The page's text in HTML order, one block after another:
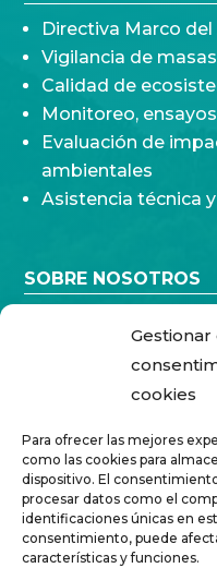
Gestionar
cookies
Para ofrecer las mejores
como las cookies para
dispositivo. El
procesar datos como el
identificaciones únicas en
consentimiento, puede
características y funciones.
Directiva Marco del
Vigilancia de
Calidad de
Monitoreo,
Evaluación de
ambientales
Asistencia técnica
SOBRE NOSOTROS
 I + D + i
 CONTACTO